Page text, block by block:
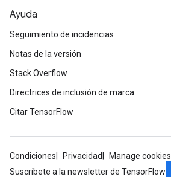
Ayuda
Seguimiento de incidencias
Notas de la versión
Stack Overflow
Directrices de inclusión de marca
Citar TensorFlow
Condiciones Privacidad
Manage cookies
Suscríbete a la newsletter de TensorFlow